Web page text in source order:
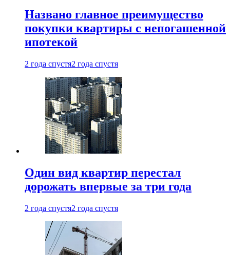
Названо главное преимущество
покупки квартиры с непогашенной
ипотекой
2 года спустя2 года спустя
Один вид квартир перестал
дорожать впервые за три года
2 года спустя2 года спустя